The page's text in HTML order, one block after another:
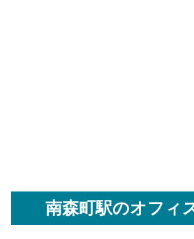
南森町駅のオフィ